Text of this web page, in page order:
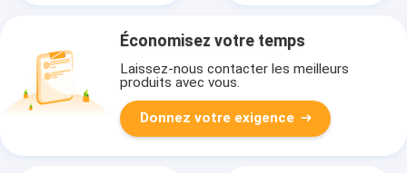
Économisez votre temps
Laissez-nous contacter les meilleurs
produits avec vous.
Donnez votre exigence